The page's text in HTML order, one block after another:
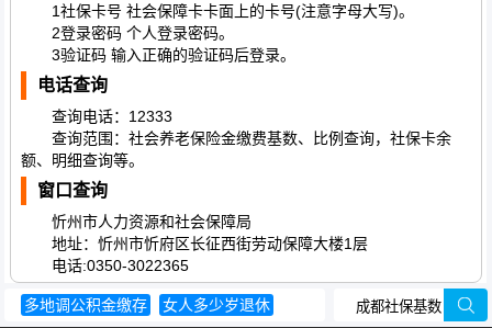
1社保卡号 社会保障卡卡面上的卡号(注意字母大写)。
2登录密码 个人登录密码。
3验证码 输入正确的验证码后登录。
电话查询
查询电话：12333
查询范围：社会养老保险金缴费基数、比例查询，社保卡余
额、明细查询等。
窗口查询
忻州市人力资源和社会保障局
地址：忻州市忻府区长征西街劳动保障大楼1层
电话:0350-3022365
多地调公积金缴存 女人多少岁退休